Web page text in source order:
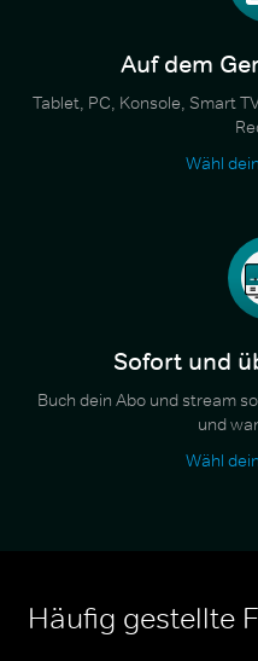
Auf dem
Tablet, PC, Konsole, Smart
Wähl
Sofort und
Buch dein Abo und stream
und
Wähl
Häufig gestellte